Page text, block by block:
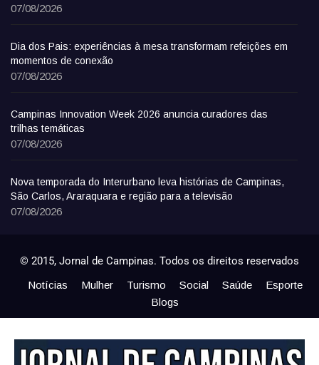
07/08/2026
Dia dos Pais: experiências à mesa transformam refeições em
momentos de conexão
07/08/2026
Campinas Innovation Week 2026 anuncia curadores das
trilhas temáticas
07/08/2026
Nova temporada do Interurbano leva histórias de Campinas,
São Carlos, Araraquara e região para a televisão
07/08/2026
© 2015, Jornal de Campinas. Todos os direitos reservados
Notícias Mulher Turismo Social Saúde
Esporte
Blogs